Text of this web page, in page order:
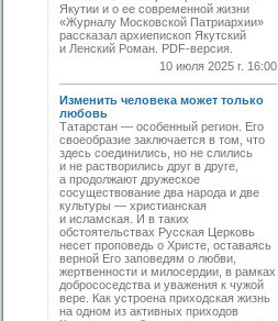
Якутии и о ее современной жизни
«Журналу Московской Патриархии»
рассказал архиепископ Якутский
и Ленский Роман. PDF-версия.
10 июля 2025 г. 16:00
Изменить человека может только
любовь
Татарстан — особенный регион. Его
своеобразие заключается в том, что
здесь соединились, но не слились
и не растворились друг в друге,
а продолжают дружеское
сосуществование два народа и две
культуры — христианская
и исламская. И в таких
обстоятельствах Русская Церковь
несет проповедь о Христе, оставаясь
верной Его заповедям о любви,
жертвенности и милосердии, в рамках
добрососедства и уважения к чужой
вере. Как устроена приходская жизнь
на одном из активных приходов